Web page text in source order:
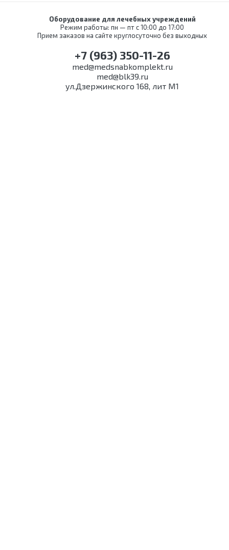
Оборудование для лечебных учреждений
Режим работы: пн — пт с 10:00 до 17:00
Прием заказов на сайте круглосуточно без выходных
+7 (963) 350-11-26
med@medsnabkomplekt.ru
med@blk39.ru
ул.Дзержинского 168, лит М1